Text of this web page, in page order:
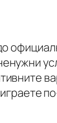
играете